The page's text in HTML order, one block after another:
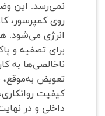
نمی‌رسد. این
روی کمپرسور،
انرژی می‌شود.
برای تصفیه و
ناخالصی‌ها به
تعویض
کیفیت
داخلی و در